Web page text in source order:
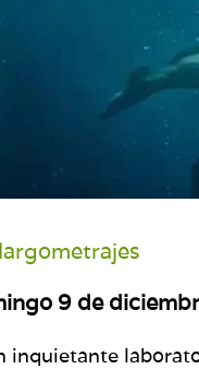
9 de
inquietante